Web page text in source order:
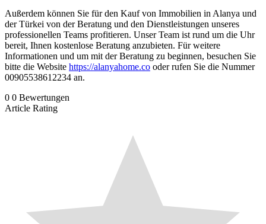
Außerdem können Sie für den Kauf von Immobilien in Alanya und
der Türkei von der Beratung und den Dienstleistungen unseres
professionellen Teams profitieren. Unser Team ist rund um die Uhr
bereit, Ihnen kostenlose Beratung anzubieten. Für weitere
Informationen und um mit der Beratung zu beginnen, besuchen Sie
bitte die Website https://alanyahome.co oder rufen Sie die Nummer
00905538612234 an.
0 0 Bewertungen
Article Rating